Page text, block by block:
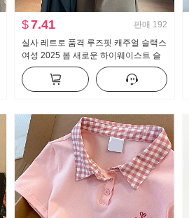
$7.41 판매 192
실사 레트로 품격 루즈핏 캐주얼 슬랙스
여성 2025 봄 새로운 하이웨이스트 슬
림해 보이는 도루 센스 바닥 청소 바지
긴 바지